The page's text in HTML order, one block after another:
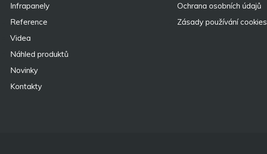
Infrapanely
Reference
Videa
Náhled produktů
Novinky
Kontakty
Ochrana osobních údajů
Zásady používání cookies